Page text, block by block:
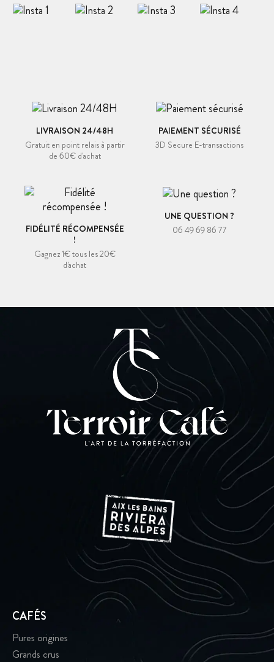
LIVRAISON 24/48H
Gratuit en point relais à partir
de 60€ d'achat
PAIEMENT SÉCURISÉ
3D Secure E-transactions
FIDÉLITÉ RÉCOMPENSÉE
!
Gagnez 1€ tous les 20€
d'achat
UNE QUESTION ?
06 49 69 86 77
CAFÉS
Pures origines
Grands crus